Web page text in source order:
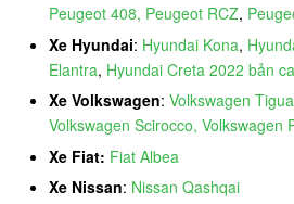
Peugeot 408, Peugeot RCZ,
Xe Hyundai: Hyundai Kona,
Elantra, Hyundai Creta 2022 bản
Xe Volkswagen: Volkswagen
Volkswagen Scirocco, Volkswagen
Xe Fiat: Fiat Albea
Xe Nissan: Nissan Qashqai